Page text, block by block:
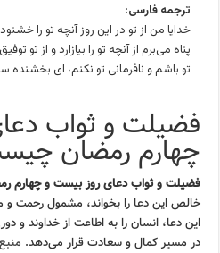
ترجمه فارسی:
خدایا من از تو در این روز آنچه تو را
پناه می‌برم از آنچه تو را بیازارد و از تو
تو باشم و نافرمانی تو نکنم، ای بخشنده
فضیلت و ثواب
چهارم رمضان
فضیلت و ثواب دعای روز بیست و چهارم
خالص این دعا را بخواند، مشمول رحمت
این دعا، انسان را به اطاعت از خداوند و
در مسیر کمال و سعادت قرار می‌دهد. منبع